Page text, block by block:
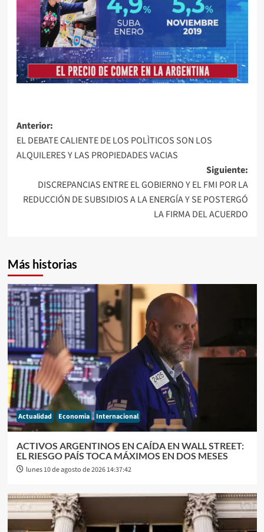
Navegación
de
entradas
Anterior:
EL DEBATE CALIENTE DE LOS POLÌTICOS SON LOS
ALQUILERES Y LAS PROPIEDADES VACIAS
Siguiente:
DISCREPANCIAS ENTRE EL GOBIERNO Y EL FMI POR LA
REDUCCIÓN DE SUBSIDIOS A LA ENERGÍA Y SE POSTERGÓ
LA FIRMA DEL ACUERDO
Más historias
Actualidad Economia Internacional
ACTIVOS ARGENTINOS EN CAÍDA EN WALL STREET:
EL RIESGO PAÍS TOCA MÁXIMOS EN DOS MESES
lunes 10 de agosto de 2026 14:37:42